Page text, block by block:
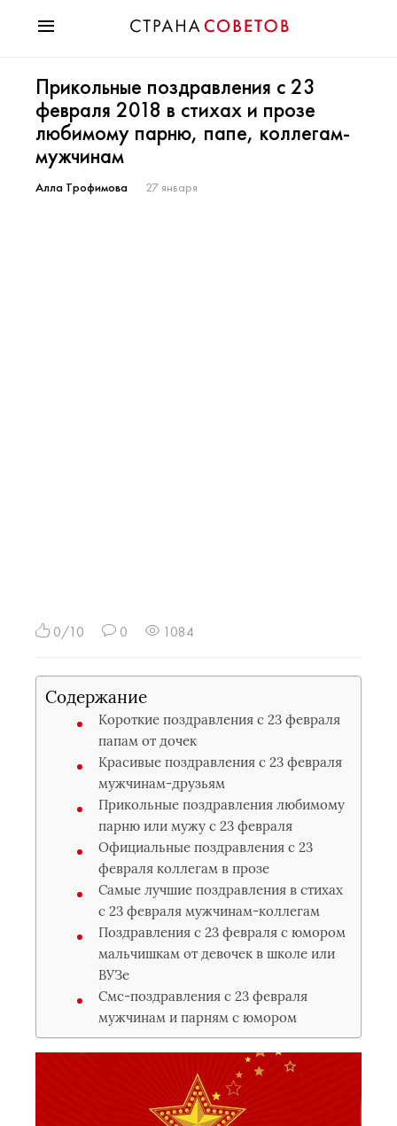
Мода
Звезды
Гороскопы
Здоровье
Психология
Прикольные поздравления с 23
февраля 2018 в стихах и прозе
любимому парню, папе, коллегам-
мужчинам
Алла Трофимова 27 января
0/10 0 1084
Содержание
Короткие поздравления с 23 февраля
папам от дочек
Красивые поздравления с 23 февраля
мужчинам-друзьям
Прикольные поздравления любимому
парню или мужу с 23 февраля
Официальные поздравления с 23
февраля коллегам в прозе
Самые лучшие поздравления в стихах
с 23 февраля мужчинам-коллегам
Поздравления с 23 февраля с юмором
мальчишкам от девочек в школе или
ВУЗе
Смс-поздравления с 23 февраля
мужчинам и парням с юмором